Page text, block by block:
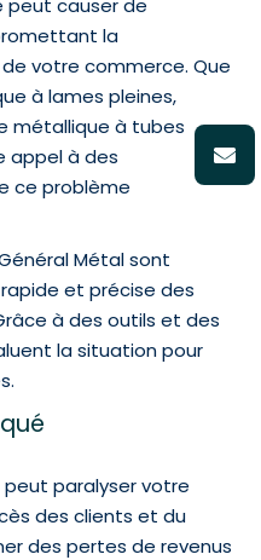
peut causer de
la
votre commerce. Que
à lames pleines,
métallique à tubes
appel à des
ce problème
Métal sont
et précise des
à des outils et des
la situation pour
paralyser votre
des clients et du
des pertes de revenus